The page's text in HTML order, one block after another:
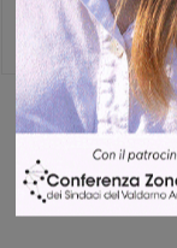
Share